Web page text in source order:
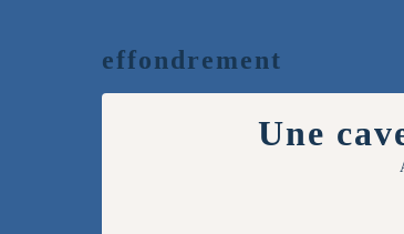
effondrement
Une